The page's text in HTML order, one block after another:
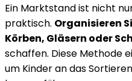
Ein Marktstand ist nicht
praktisch. Organisieren
Körben, Gläsern oder
schaffen. Diese Methode
um Kinder an das